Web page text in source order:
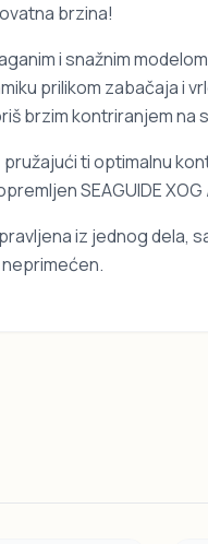
brzina!
i snažnim
prilikom zabačaja
brzim kontriranjem na
ti optimalnu
SEAGUIDE
iz jednog dela,